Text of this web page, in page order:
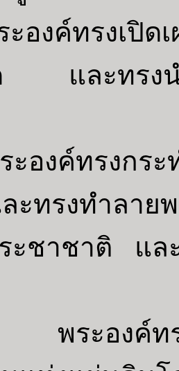
ะองค์ทรงเปิ
และทรงนำ
ะองค์ทรงกร
ทรงทำลาย
ะชาชาติ แล
ระองค์ทรง